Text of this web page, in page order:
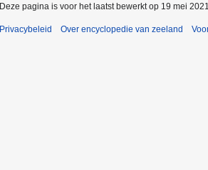
Deze pagina is voor het laatst bewerkt op 19 mei
Privacybeleid Over encyclopedie van zeeland